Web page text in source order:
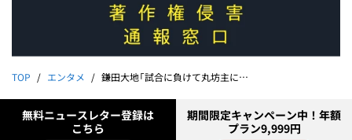
TOP エンタメ 鎌田大地「試合に負けて丸坊主に…」意外な“挫折人生”
無料ニュースレター登録は
こちら
期間限定キャンペーン中！年額
プラン9,999円